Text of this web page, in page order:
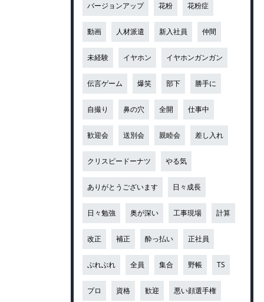
バージョンアップ 花粉 花粉症
動画 人材派遣 新入社員 仲間
未経験 イヤホン イヤホンガンガン
伝言ゲーム 爆笑 部下 勝手に
自撮り 鼻の穴 全開 仕事中
歓迎会 送別会 親睦会 差し入れ
クリスピードーナツ やる気
ありがとうございます 日々成長
日々勉強 奥が深い 工事現場 計算
改正 補正 酔っ払い 正社員
ぶれぶれ 全員 集合 野帳 TS
プロ 資格 歓迎 悪い顔選手権